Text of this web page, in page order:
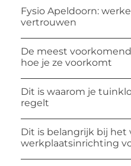
Fysio Apeldoorn:
vertrouwen
De meest
hoe je ze voorkomt
Dit is waarom je
regelt
Dit is belangrijk bij het
werkplaatsinrichting